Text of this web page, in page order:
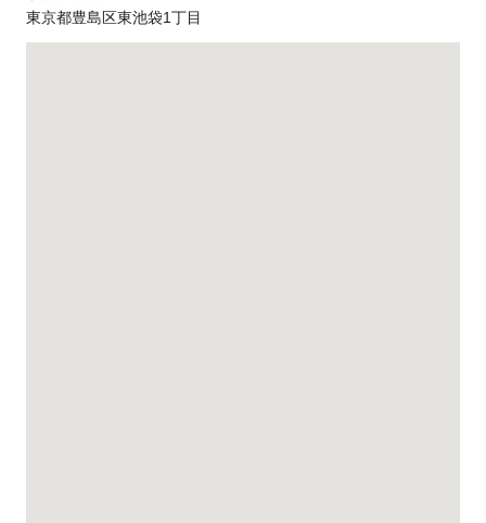
東京都豊島区東池袋1丁目